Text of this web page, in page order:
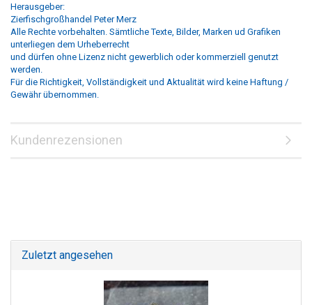
Herausgeber:
Zierfischgroßhandel Peter Merz
Alle Rechte vorbehalten. Sämtliche Texte, Bilder, Marken ud Grafiken
unterliegen dem Urheberrecht
und dürfen ohne Lizenz nicht gewerblich oder kommerziell genutzt
werden.
Für die Richtigkeit, Vollständigkeit und Aktualität wird keine Haftung /
Gewähr übernommen.
Kundenrezensionen
Zuletzt angesehen